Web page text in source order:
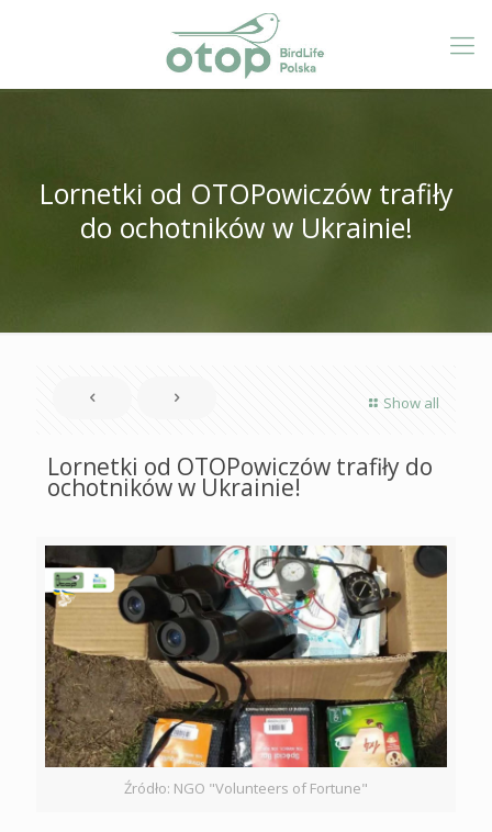
Lornetki od OTOPowiczów trafiły
do ochotników w Ukrainie!
Show all
Lornetki od OTOPowiczów trafiły do
ochotników w Ukrainie!
Źródło: NGO "Volunteers of Fortune"